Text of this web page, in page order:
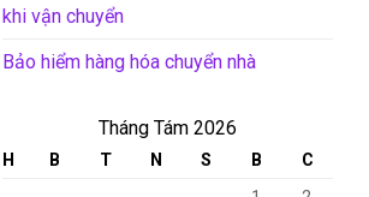
khi vận chuyển
Bảo hiểm hàng hóa chuyển nhà
Tháng Tám 2026
H B T N S B
C